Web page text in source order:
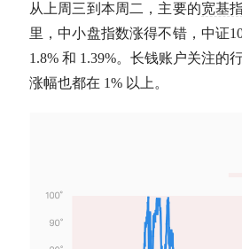
从上周三到本周二，主要的宽基
里，中小盘指数涨得不错， 中证
1.8% 和 1.39%。长钱账户关注的
涨幅也都在 1% 以上。